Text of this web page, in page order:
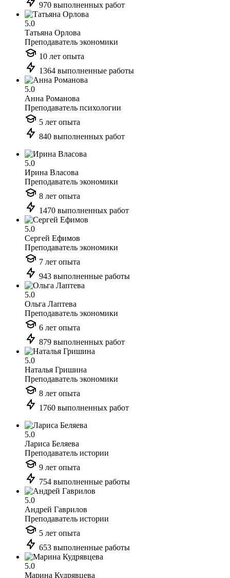
970 выполненных работ
5.0
Татьяна Орлова
Преподаватель экономики
10 лет опыта
1364 выполненные работы
5.0
Анна Романова
Преподаватель психологии
5 лет опыта
840 выполненных работ
5.0
Ирина Власова
Преподаватель экономики
8 лет опыта
1470 выполненных работ
5.0
Сергей Ефимов
Преподаватель экономики
7 лет опыта
943 выполненные работы
5.0
Ольга Лаптева
Преподаватель экономики
6 лет опыта
879 выполненных работ
5.0
Наталья Гришина
Преподаватель экономики
8 лет опыта
1760 выполненных работ
5.0
Лариса Беляева
Преподаватель истории
9 лет опыта
754 выполненные работы
5.0
Андрей Гаврилов
Преподаватель истории
5 лет опыта
653 выполненные работы
5.0
Марина Кудрявцева